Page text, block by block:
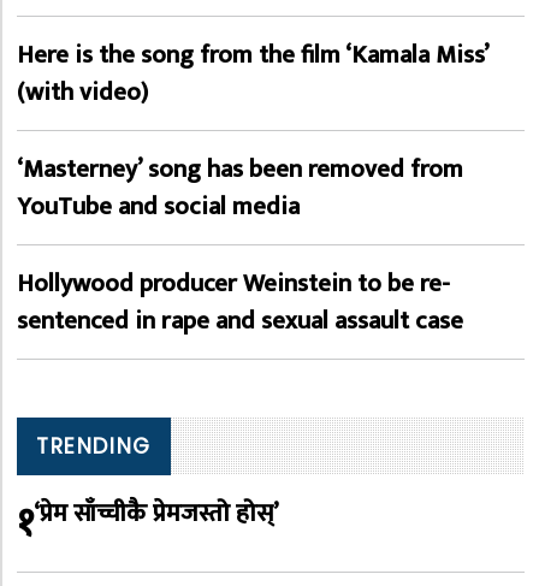
Here is the song from the film ‘Kamala Miss’
(with video)
‘Masterney’ song has been removed from
YouTube and social media
Hollywood producer Weinstein to be re-
sentenced in rape and sexual assault case
TRENDING
१‘प्रेम साँच्चीकै प्रेमजस्तो होस्’